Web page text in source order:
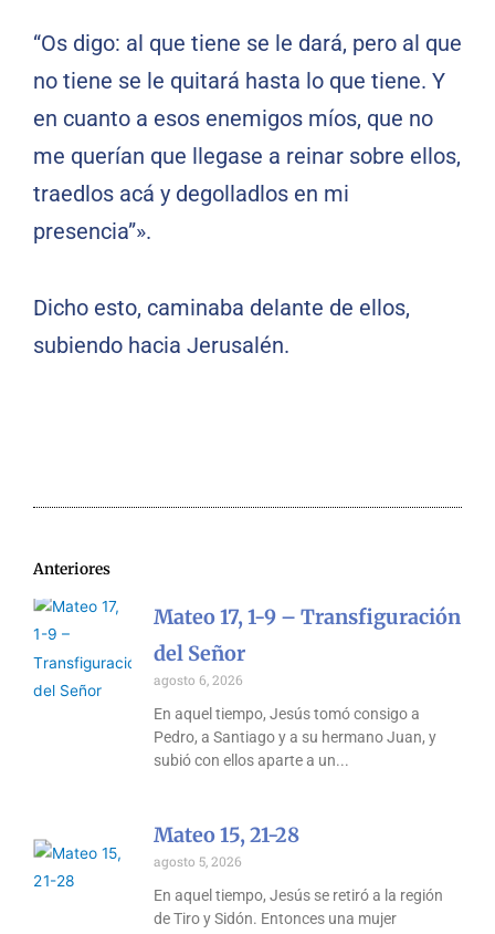
“Os digo: al que tiene se le dará, pero al que
no tiene se le quitará hasta lo que tiene. Y
en cuanto a esos enemigos míos, que no
me querían que llegase a reinar sobre ellos,
traedlos acá y degolladlos en mi
presencia”».
Dicho esto, caminaba delante de ellos,
subiendo hacia Jerusalén.
Anteriores
Mateo 17, 1-9 – Transfiguración
del Señor
agosto 6, 2026
En aquel tiempo, Jesús tomó consigo a
Pedro, a Santiago y a su hermano Juan, y
subió con ellos aparte a un
Mateo 15, 21-28
agosto 5, 2026
En aquel tiempo, Jesús se retiró a la región
de Tiro y Sidón. Entonces una mujer